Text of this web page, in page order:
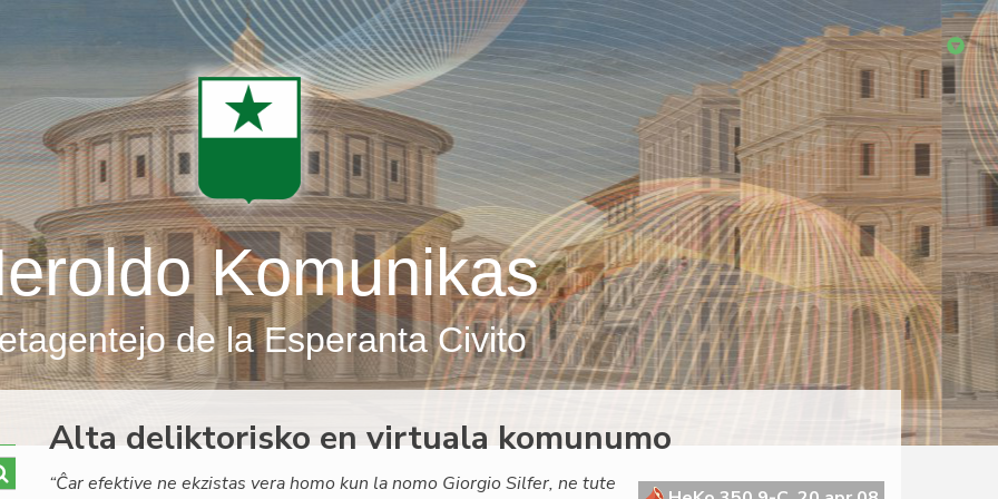
Komunikas
de la Esperanta Civito
Alta deliktorisko en virtuala komunumo
“Ĉar efektive ne ekzistas vera homo kun la nomo Giorgio Silfer, ne tute